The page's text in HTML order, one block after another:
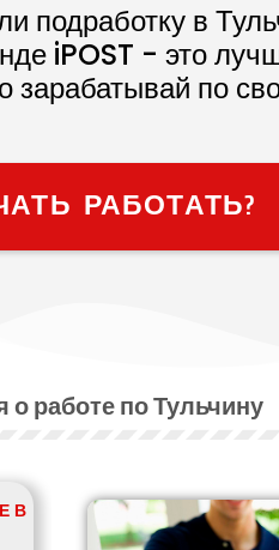
подработку в
iPOST - это
зарабатывай по
РАБОТАТЬ?
работе по Тульчину
В